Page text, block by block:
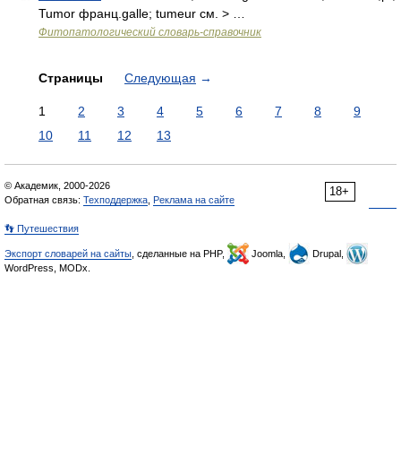
Tumor франц.galle; tumeur см. > …
Фитопатологический словарь-справочник
Страницы Следующая →
1 2 3 4 5 6 7 8
9
10
11 12 13
18+
© Академик, 2000-2026
Обратная связь: Техподдержка Реклама на сайте
👣 Путешествия
Экспорт словарей на сайты , сделанные на PHP, Joomla,
Drupal,
WordPress, MODx.